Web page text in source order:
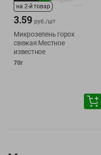
на 2-й товар
3.59 руб./шт
Микрозелень горох
свежая Местное
известное
70г